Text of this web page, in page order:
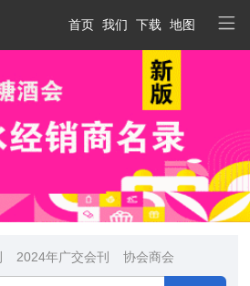
首页 我们 下载 地图
2024年广交会刊 协会商会